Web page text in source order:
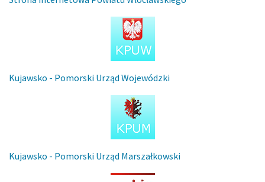
Kujawsko - Pomorski Urząd Wojewódzki
Kujawsko - Pomorski Urząd Marszałkowski